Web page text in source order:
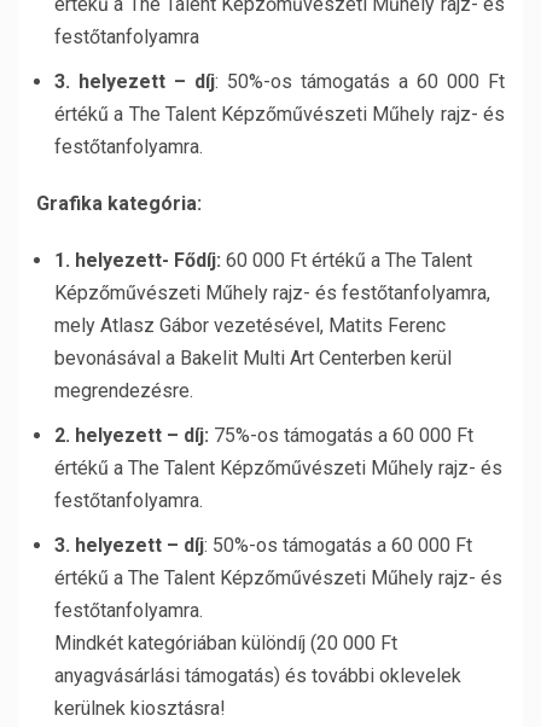
festőtanfolyamra
3. helyezett – díj: 50%-os támogatás a 60 000 Ft
értékű a The Talent Képzőművészeti Műhely rajz- és
festőtanfolyamra.
Grafika kategória:
1. helyezett- Fődíj: 60 000 Ft értékű a The Talent
Képzőművészeti Műhely rajz- és festőtanfolyamra,
mely Atlasz Gábor vezetésével, Matits Ferenc
bevonásával a Bakelit Multi Art Centerben kerül
megrendezésre.
2. helyezett – díj: 75%-os támogatás a 60 000 Ft
értékű a The Talent Képzőművészeti Műhely rajz- és
festőtanfolyamra.
3. helyezett – díj: 50%-os támogatás a 60 000 Ft
értékű a The Talent Képzőművészeti Műhely rajz- és
festőtanfolyamra.
Mindkét kategóriában különdíj (20 000 Ft
anyagvásárlási támogatás) és további oklevelek
kerülnek kiosztásra!